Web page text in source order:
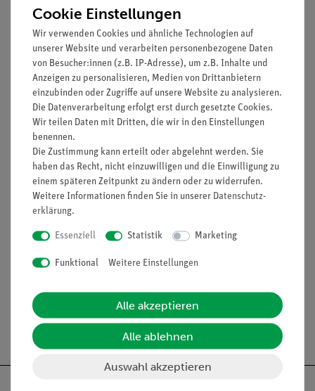
Beschreibung
Vorteile
minimale Vorbereitungszeit
lichtstarke Halogenleuchte
einfaches Lehren durch Einsatz der Demo-Tafel Physik
ideale Ergänzung zu analogen Schülerversuchen durch
direkt vergleichbare Geräte
Media / Downloads
Versandkostenfrei ab 300,- €
Cookie Einstellungen
Wir verwenden Cookies und ähnliche Technologien auf
unserer Website und verarbeiten personenbezogene Daten
von Besucher:innen (z.B. IP-Adresse), um z.B. Inhalte und
Anzeigen zu personalisieren, Medien von Drittanbietern
einzubinden oder Zugriffe auf unsere Website zu analysieren.
Die Datenverarbeitung erfolgt erst durch gesetzte Cookies.
Wir teilen Daten mit Dritten, die wir in den Einstellungen
benennen.
Die Zustimmung kann erteilt oder abgelehnt werden. Sie
haben das Recht, nicht einzuwilligen und die Einwilligung zu
einem späteren Zeitpunkt zu ändern oder zu widerrufen.
Weitere Informationen finden Sie in unserer Daten­schutz­
erklärung.
Essenziell Statistik Marketing
Funktional Weitere Einstellungen
Alle akzeptieren
Alle ablehnen
Auswahl akzeptieren